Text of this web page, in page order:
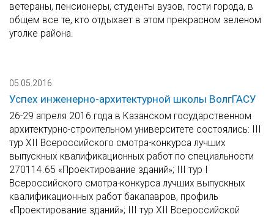
ветераны, пенсионеры, студенты вузов, гости города, в
общем все те, кто отдыхает в этом прекрасном зеленом
уголке района.
05.05.2016
Успех инженерно-архитектурной школы ВолгГАСУ
26-29 апреля 2016 года в Казанском государственном
архитектурно-строительном университете состоялись: III
тур XII Всероссийского смотра-конкурса лучших
выпускных квалификационных работ по специальности
270114.65 «Проектирование зданий»; III тур I
Всероссийского смотра-конкурса лучших выпускных
квалификационных работ бакалавров, профиль
«Проектирование зданий»; III тур XII Всероссийской